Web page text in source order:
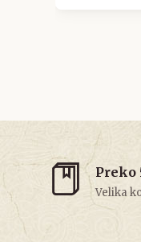
Preko
Velika